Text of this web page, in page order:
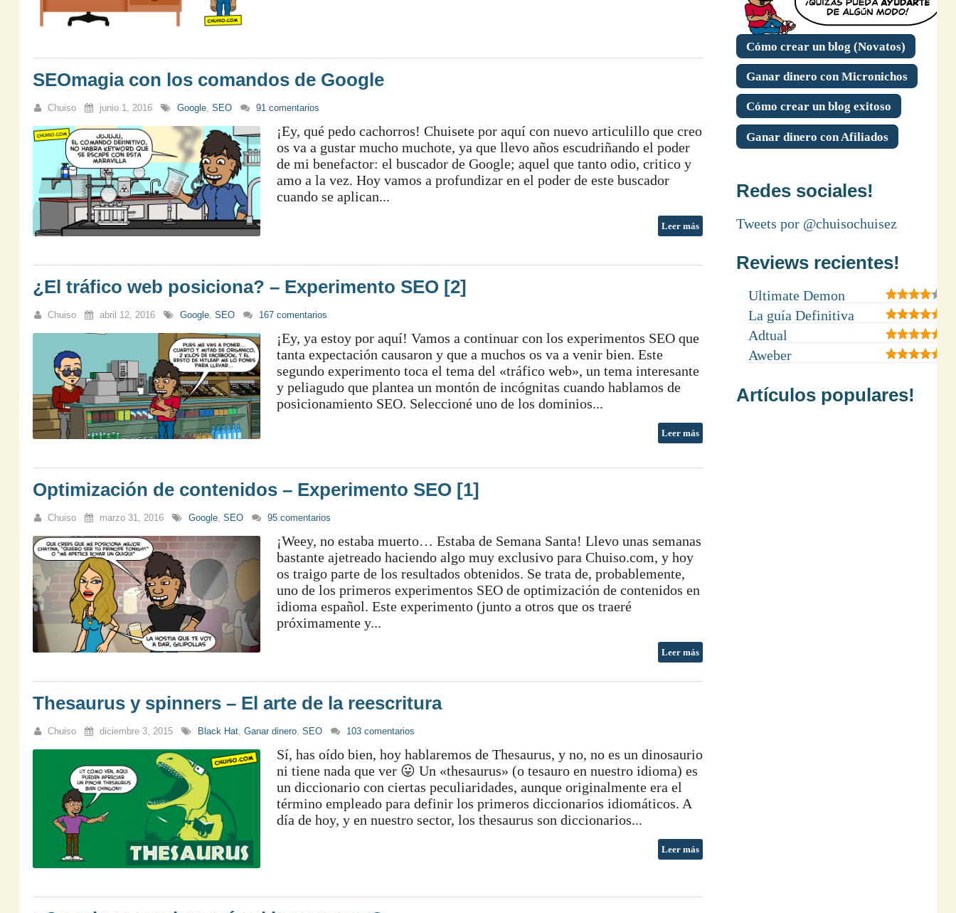
SEOmagia con los comandos de Google
Chuiso junio 1, 2016 Google SEO 91 comentarios
¡Ey, qué pedo cachorros! Chuisete por aquí con nuevo articulillo que creo
os va a gustar mucho muchote, ya que llevo años escudriñando el poder
de mi benefactor: el buscador de Google; aquel que tanto odio, critico y
amo a la vez. Hoy vamos a profundizar en el poder de este buscador
cuando se aplican...
Leer más
¿El tráfico web posiciona? – Experimento SEO [2]
Chuiso abril 12, 2016 Google SEO 167 comentarios
¡Ey, ya estoy por aquí! Vamos a continuar con los experimentos SEO que
tanta expectación causaron y que a muchos os va a venir bien. Este
segundo experimento toca el tema del «tráfico web», un tema interesante
y peliagudo que plantea un montón de incógnitas cuando hablamos de
posicionamiento SEO. Seleccioné uno de los dominios...
Leer más
Optimización de contenidos – Experimento SEO [1]
Chuiso marzo 31, 2016 Google SEO 95 comentarios
¡Weey, no estaba muerto… Estaba de Semana Santa! Llevo unas semanas
bastante ajetreado haciendo algo muy exclusivo para Chuiso.com, y hoy
os traigo parte de los resultados obtenidos. Se trata de, probablemente,
uno de los primeros experimentos SEO de optimización de contenidos en
idioma español. Este experimento (junto a otros que os traeré
próximamente y...
Leer más
Thesaurus y spinners – El arte de la reescritura
Chuiso diciembre 3, 2015 Black Hat Ganar dinero SEO 103 comentarios
Sí, has oído bien, hoy hablaremos de Thesaurus, y no, no es un dinosaurio
ni tiene nada que ver 😛 Un «thesaurus» (o tesauro en nuestro idioma) es
un diccionario con ciertas peculiaridades, aunque originalmente era el
término empleado para definir los primeros diccionarios idiomáticos. A
día de hoy, y en nuestro sector, los thesaurus son diccionarios...
Leer más
Cómo crear un blog (Novatos)
Ganar dinero con Micronichos
Cómo crear un blog exitoso
Ganar dinero con Afiliados
Redes sociales!
Tweets por @chuisochuisez
Reviews recientes!
Ultimate Demon
La guía Definitiva
Adtual
Aweber
Artículos populares!